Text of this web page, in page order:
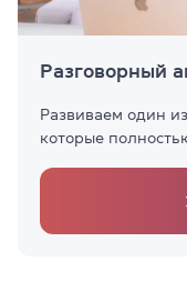
Разговорный
Развиваем один
которые